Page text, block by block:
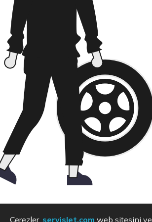
Çerezler, servislet.com web sitesini ve